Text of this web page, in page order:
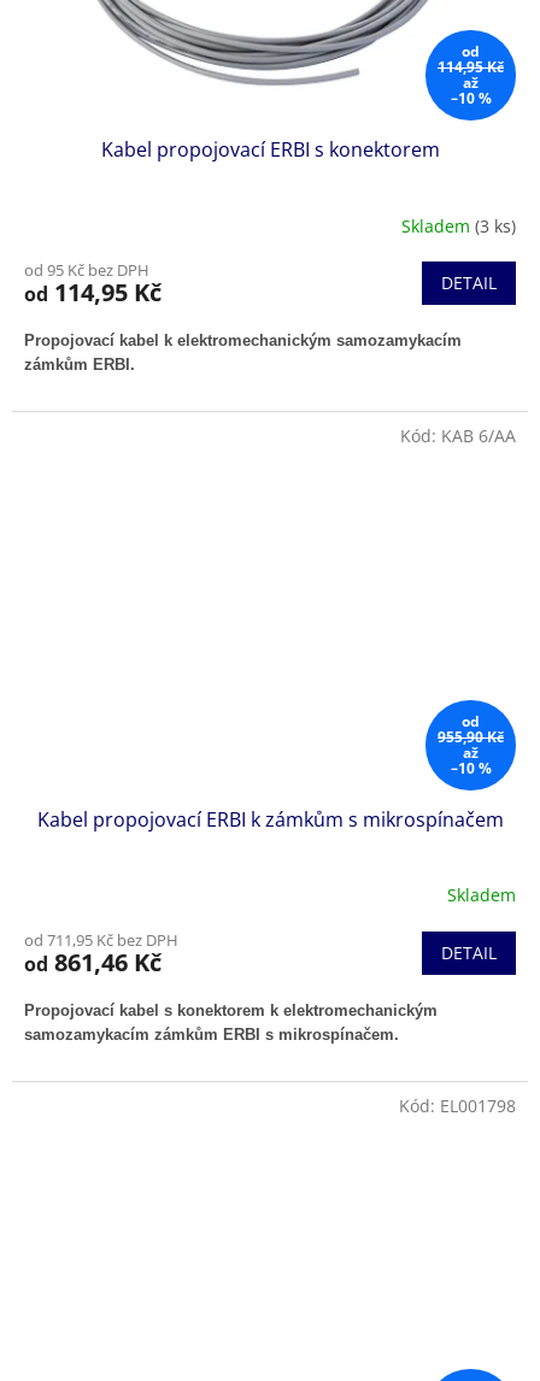
od
114,95 Kč
až
–10 %
Kabel propojovací ERBI s konektorem
Skladem (3 ks)
od 95 Kč bez DPH
od 114,95 Kč DETAIL
Propojovací kabel k elektromechanickým samozamykacím
zámkům ERBI.
od
955,90 Kč
až
–10 %
Kabel propojovací ERBI k zámkům s mikrospínačem
Skladem
od 711,95 Kč bez DPH
od 861,46 Kč DETAIL
Propojovací kabel s konektorem k elektromechanickým
samozamykacím zámkům ERBI s mikrospínačem.
Kód: KAB 6/AA
Kód: EL001798